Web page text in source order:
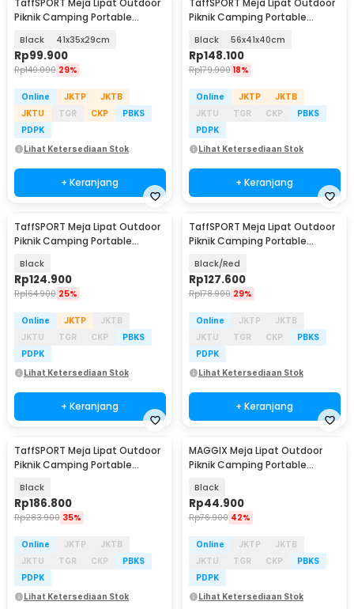
Piknik Camping Portable
Black 41x35x29cm
Rp99.900
Rp140.000 29%
Online JKTP
JKTB
JKTU
TGR CKP
PBKS
PDPK
Lihat Ketersediaan Stok
+ Keranjang
Piknik Camping Portable
Black 56x41x40cm
Rp148.100
Rp179.900 18%
Online JKTP
JKTB
JKTU
TGR CKP
PBKS
PDPK
Lihat Ketersediaan Stok
+ Keranjang
TaffSPORT Meja Lipat Outdoor
Piknik Camping Portable
Black
Rp124.900
Rp164.900 25%
Online JKTP
JKTB
JKTU
TGR CKP
PBKS
PDPK
Lihat Ketersediaan Stok
+ Keranjang
TaffSPORT Meja Lipat Outdoor
Piknik Camping Portable
Black/Red
Rp127.600
Rp178.900 29%
Online JKTP
JKTB
JKTU
TGR CKP
PBKS
PDPK
Lihat Ketersediaan Stok
+ Keranjang
TaffSPORT Meja Lipat Outdoor
Piknik Camping Portable
Black
Rp186.800
Rp283.900 35%
Online JKTP
JKTB
JKTU
TGR CKP
PBKS
PDPK
Lihat Ketersediaan Stok
MAGGIX Meja Lipat Outdoor
Piknik Camping Portable
Black
Rp44.900
Rp76.900 42%
Online JKTP
JKTB
JKTU
TGR CKP
PBKS
PDPK
Lihat Ketersediaan Stok